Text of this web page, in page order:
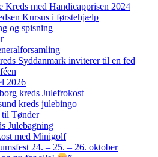
med Handicapprisen 2024
Kursus i førstehjælp
og spisning
Syddanmark inviterer til en fed
2026
kreds Julefrokost
kreds julebingo
Tønder
Julebagning
med Minigolf
24. – 25. – 26. oktober